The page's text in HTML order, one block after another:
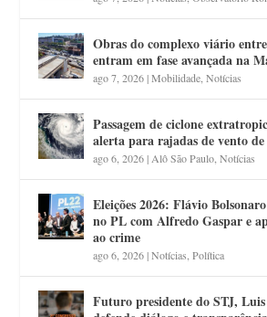
Obras do complexo viário
entram em fase avançada na
ago 7, 2026|Mobilidade ,Notícias
Passagem de ciclone
alerta para rajadas de vento
ago 6, 2026| Alô São Paulo ,Notícias
Eleições 2026: Flávio
no PL com Alfredo Gaspar e
ao crime
ago 6, 2026|Notícias ,Política
Futuro presidente do STJ,